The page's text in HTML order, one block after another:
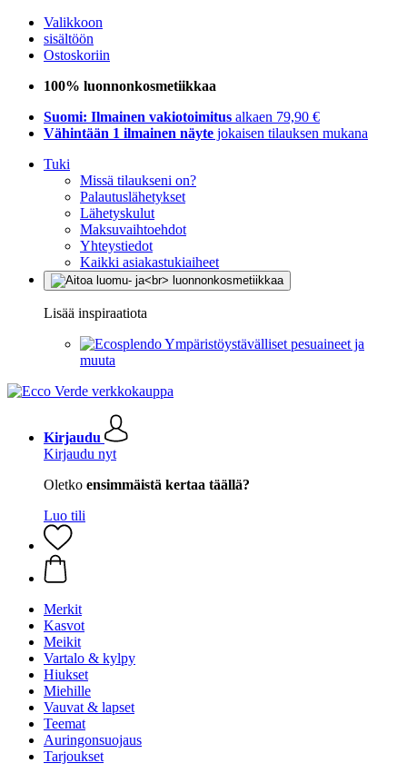
Valikkoon
sisältöön
Ostoskoriin
100% luonnonkosmetiikkaa
Suomi: Ilmainen vakiotoimitus alkaen 79,90 €
Vähintään 1 ilmainen näyte jokaisen tilauksen mukana
Tuki
Missä tilaukseni on?
Palautuslähetykset
Lähetyskulut
Maksuvaihtoehdot
Yhteystiedot
Kaikki asiakastukiaiheet
Lisää inspiraatiota
Ympäristöystävälliset pesuaineet ja
muuta
Kirjaudu
Kirjaudu nyt
Oletko ensimmäistä kertaa täällä?
Luo tili
Merkit
Kasvot
Meikit
Vartalo & kylpy
Hiukset
Miehille
Vauvat & lapset
Teemat
Auringonsuojaus
Tarjoukset